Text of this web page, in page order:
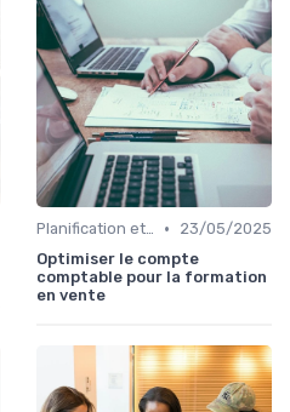
Planification et stratégie de vente •
23/05/2025
Optimiser le compte
comptable pour la formation
en vente